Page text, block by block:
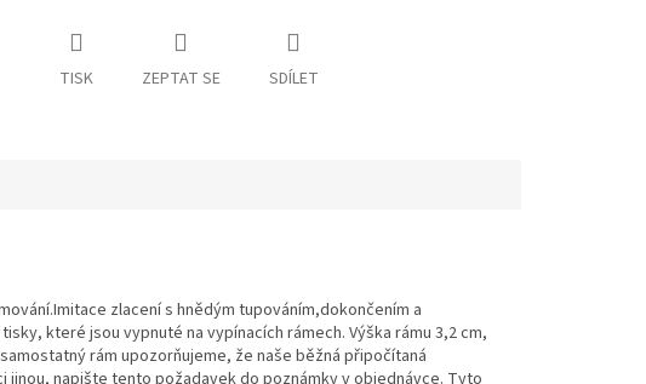
TISK ZEPTAT SE SDÍLET
zlacení s hnědým tupováním,dokončením a
které jsou vypnuté na vypínacích rámech. Výška rámu 3,2 cm,
rám upozorňujeme, že naše běžná připočítaná